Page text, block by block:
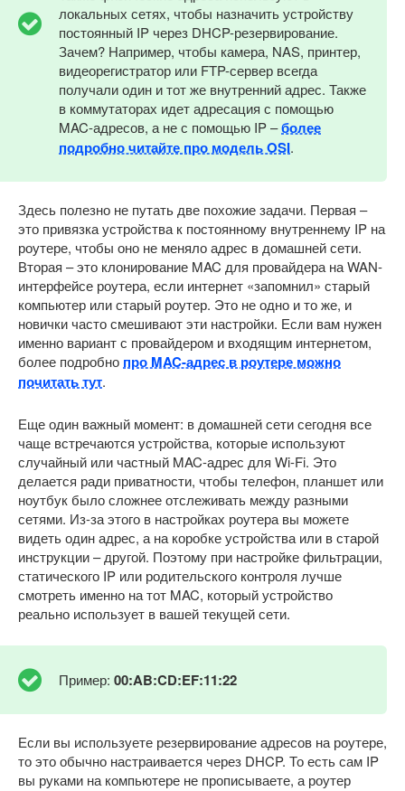
локальных сетях, чтобы назначить устройству
постоянный IP через DHCP-резервирование.
Зачем? Например, чтобы камера, NAS, принтер,
видеорегистратор или FTP-сервер всегда
получали один и тот же внутренний адрес. Также
в коммутаторах идет адресация с помощью
MAC-адресов, а не с помощью IP –более
подробно читайте про модель OSI.
Здесь полезно не путать две похожие задачи. Первая –
это привязка устройства к постоянному внутреннему IP на
роутере, чтобы оно не меняло адрес в домашней сети.
Вторая – это клонирование MAC для провайдера на WAN-
интерфейсе роутера, если интернет «запомнил» старый
компьютер или старый роутер. Это не одно и то же, и
новички часто смешивают эти настройки. Если вам нужен
именно вариант с провайдером и входящим интернетом,
более подробно про MAC-адрес в роутере можно
почитать тут.
Еще один важный момент: в домашней сети сегодня все
чаще встречаются устройства, которые используют
случайный или частный MAC-адрес для Wi-Fi. Это
делается ради приватности, чтобы телефон, планшет или
ноутбук было сложнее отслеживать между разными
сетями. Из-за этого в настройках роутера вы можете
видеть один адрес, а на коробке устройства или в старой
инструкции – другой. Поэтому при настройке фильтрации,
статического IP или родительского контроля лучше
смотреть именно на тот MAC, который устройство
реально использует в вашей текущей сети.
Пример: 00:AB:CD:EF:11:22
Если вы используете резервирование адресов на роутере,
то это обычно настраивается через DHCP. То есть сам IP
вы руками на компьютере не прописываете, а роутер